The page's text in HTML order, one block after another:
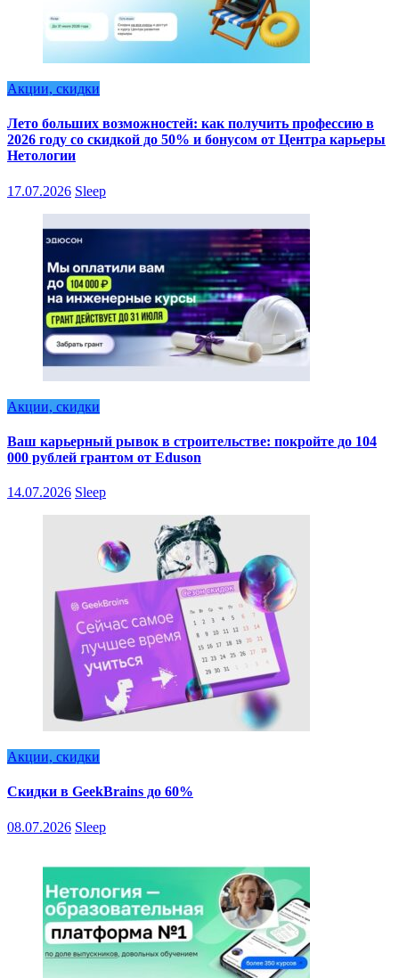
Акции, скидки
Лето больших возможностей: как получить профессию в
2026 году со скидкой до 50% и бонусом от Центра карьеры
Нетологии
17.07.2026 Sleep
Акции, скидки
Ваш карьерный рывок в строительстве: покройте до 104
000 рублей грантом от Eduson
14.07.2026 Sleep
Акции, скидки
Скидки в GeekBrains до 60%
08.07.2026 Sleep